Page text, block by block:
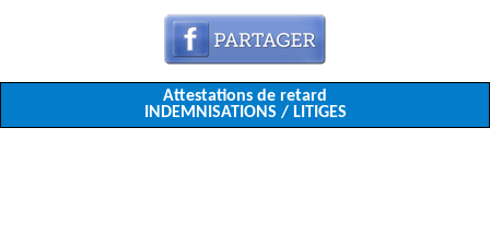
Attestations de retard
INDEMNISATIONS / LITIGES